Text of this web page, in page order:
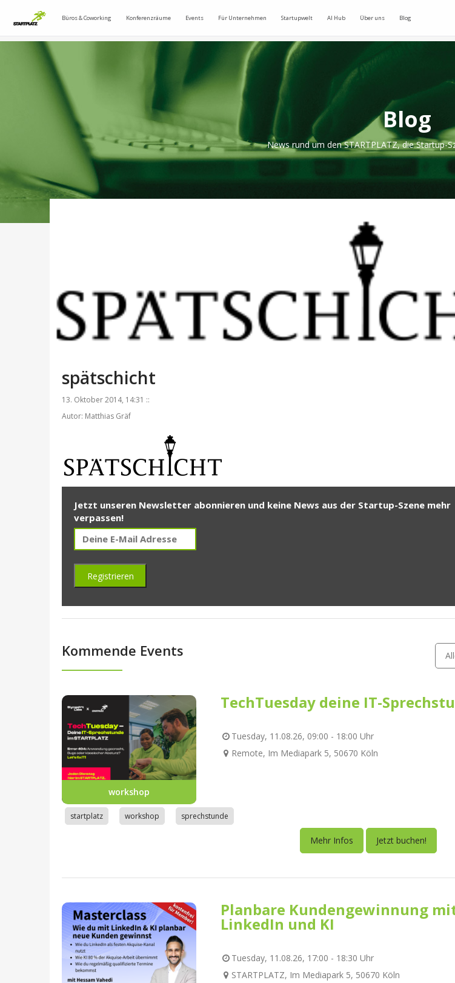
Büros & Coworking Konferenzräume Events Für Unternehmen Startupwelt AI Hub Über uns Blog
Blog
News rund um den STARTPLATZ, die Startup-
spätschicht
13. Oktober 2014, 14:31 ::
Autor: Matthias Gräf
Jetzt unseren Newsletter abonnieren und keine News aus der Startup-Szene mehr
verpassen!
Kommende Events
workshop
TechTuesday deine IT-
Tuesday, 11.08.26, 09:00 - 18:00 Uhr
Remote, Im Mediapark 5, 50670 Köln
startplatz workshop sprechstunde
Mehr Infos Jetzt buchen!
Planbare Kundengewinnung
LinkedIn und KI
Tuesday, 11.08.26, 17:00 - 18:30 Uhr
STARTPLATZ, Im Mediapark 5, 50670 Köln